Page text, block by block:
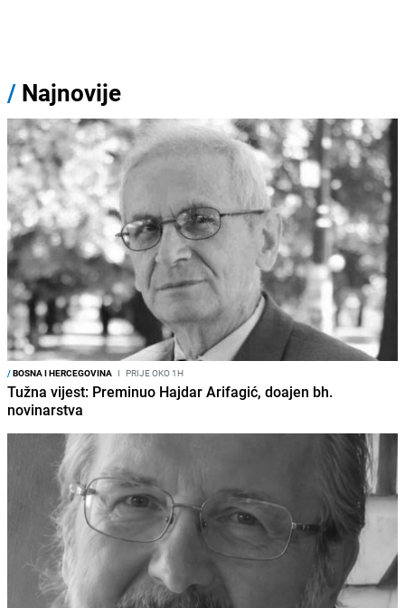
/ Najnovije
/BOSNA I HERCEGOVINA I PRIJE OKO 1H
Tužna vijest: Preminuo Hajdar Arifagić, doajen bh.
novinarstva